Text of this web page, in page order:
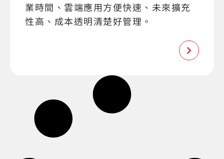
業時間、雲端應用方便快速、未來擴充
性高、成本透明清楚好管理。